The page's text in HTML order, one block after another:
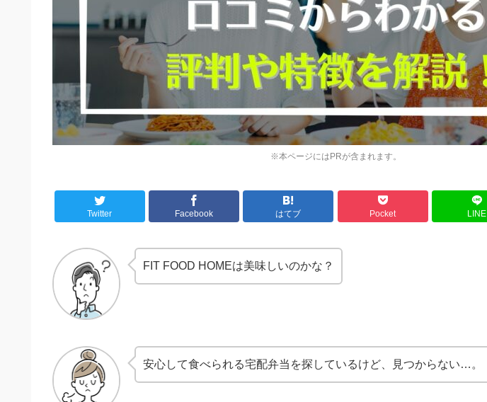
※本ページにはPRが含まれます。
Twitter Facebook はてブ Pocket LINE
FIT FOOD HOMEは美味しいのかな？
安心して食べられる宅配弁当を探しているけど、見つからない…。